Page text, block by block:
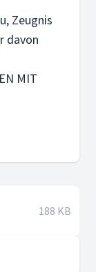
Zeugnis
davon
MIT
188 KB